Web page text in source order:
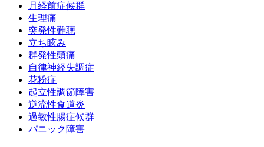
月経前症候群
生理痛
突発性難聴
立ち眩み
群発性頭痛
自律神経失調症
花粉症
起立性調節障害
逆流性食道炎
過敏性腸症候群
パニック障害